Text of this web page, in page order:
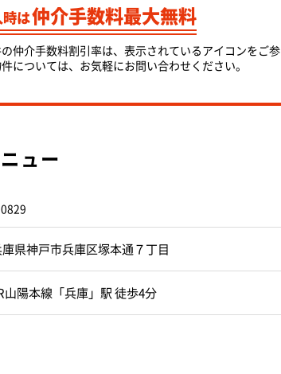
は仲介手数料最大無料
仲介手数料割引率は、表示されているアイコンをご参
については、お気軽にお問い合わせください。
ュー
県神戸市兵庫区塚本通７丁目
山陽本線「兵庫」駅 徒歩4分